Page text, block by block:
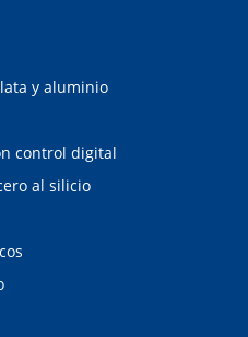
y aluminio
control digital
al silicio